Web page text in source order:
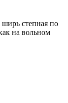
степная по
на вольном